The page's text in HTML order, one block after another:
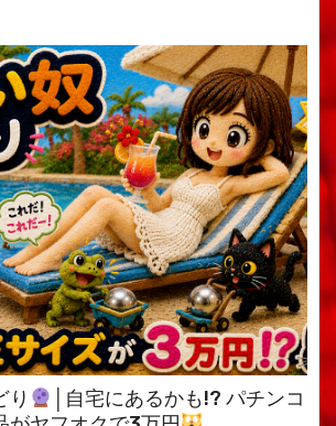
り
│自宅にあるかも!? パチンコ